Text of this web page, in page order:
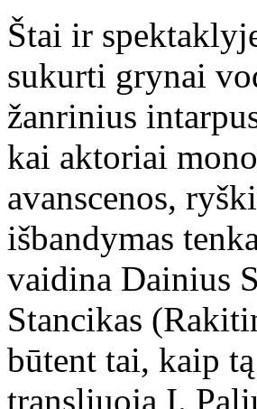
Štai ir
sukurti grynai
žanrinius
kai aktoriai
avanscenos,
išbandymas
vaidina Dainius
Stancikas
būtent tai, kaip
transliuoja I.